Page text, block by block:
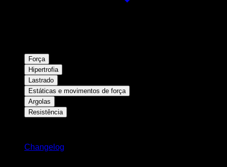
Força
Hipertrofia
Lastrado
Estáticas e movimentos de força
Argolas
Resistência
Changelog